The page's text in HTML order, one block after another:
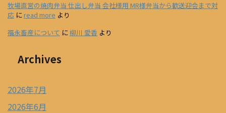
牧場直営の焼肉弁当 仕出し弁当 会社様用 MR様弁当から歓送迎会まで対
応 にread more より
福永畜産について に柳川 愛香 より
Archives
2026年7月
2026年6月